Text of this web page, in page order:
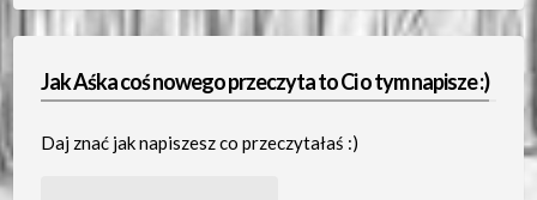
Jak Aśka coś nowego przeczyta to Ci o tym napisze :)
Daj znać jak napiszesz co przeczytałaś :)